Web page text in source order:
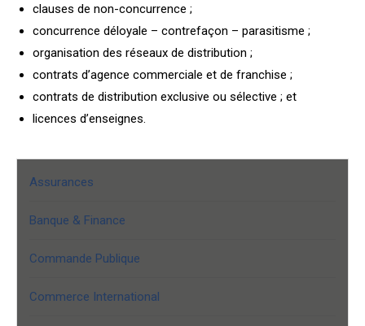
clauses de non-concurrence ;
concurrence déloyale – contrefaçon – parasitisme ;
organisation des réseaux de distribution ;
contrats d’agence commerciale et de franchise ;
contrats de distribution exclusive ou sélective ; et
licences d’enseignes.
Assurances
Banque & Finance
Commande Publique
Commerce International